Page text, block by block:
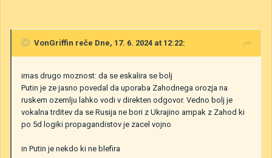
VonGriffin reče Dne, 17. 6. 2024 at 12:22:
imas drugo moznost: da se eskalira se bolj
Putin je ze jasno povedal da uporaba Zahodnega orozja na
ruskem ozemlju lahko vodi v direkten odgovor. Vedno bolj je
vokalna trditev da se Rusija ne bori z Ukrajino ampak z Zahod ki
po 5d logiki propagandistov je zacel vojno
in Putin je nekdo ki ne blefira